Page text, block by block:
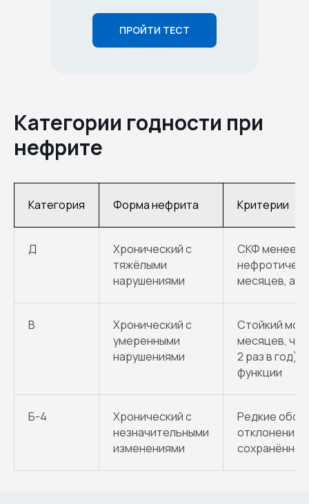
ПРОЙТИ ТЕСТ
Категории годности при
нефрите
Категория Форма нефрита Критерии
Д
Хронический с
тяжёлыми
нарушениями
СКФ менее
месяцев,
В
Хронический с
умеренными
нарушениями
Стойкий
месяцев,
2 раз в год),
функции
Б-4
Хронический с
незначительными
изменениями
Редкие
отклонения